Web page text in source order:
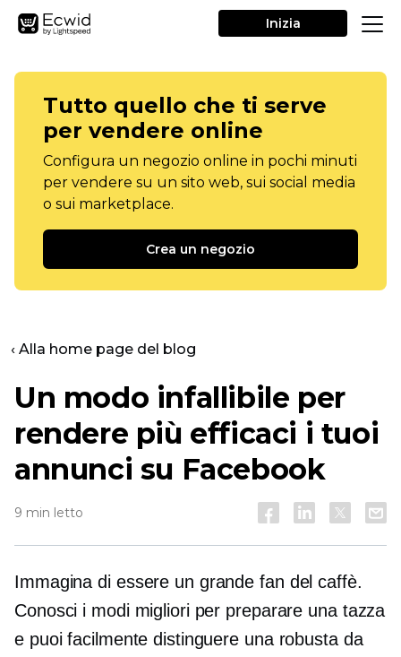
Inizia
Tutto quello che ti serve
per vendere online
Configura un negozio online in pochi minuti
per vendere su un sito web, sui social media
o sui marketplace.
Crea un negozio
‹ Alla home page del blog
Un modo infallibile per
rendere più efficaci i tuoi
annunci su Facebook
9 min letto
Immagina di essere un grande fan del caffè.
Conosci i modi migliori per preparare una tazza
e puoi facilmente distinguere una robusta da